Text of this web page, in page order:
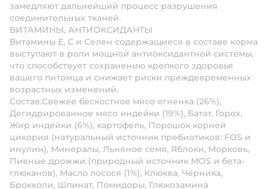
замедляют дальнейший процесс разрушения
соединительных тканей.
ВИТАМИНЫ, АНТИОКСИДАНТЫ
Витамины Е, С и Селен содержащиеся в составе корма
выступают в роли мощной антиоксидантной системы,
что способствует сохранению крепкого здоровья
вашего питомца и снижает риски преждевременных
возрастных изменений.
Состав:Свежее бескостное мясо ягненка (26%),
Дегидрированное мясо индейки (19%), Батат, Горох,
Жир индейки (6%), картофель, Порошок корней
цикория (натуральный источник пребиотиков: FOS и
инулин), Минералы, Льняное семя, Яблоки, Морковь,
Пивные дрожжи (природный источник MOS и бета-
глюканов), Масло лосося (1%), Клюква, Черника,
Брокколи, Шпинат, Помидоры, Глюкозамина